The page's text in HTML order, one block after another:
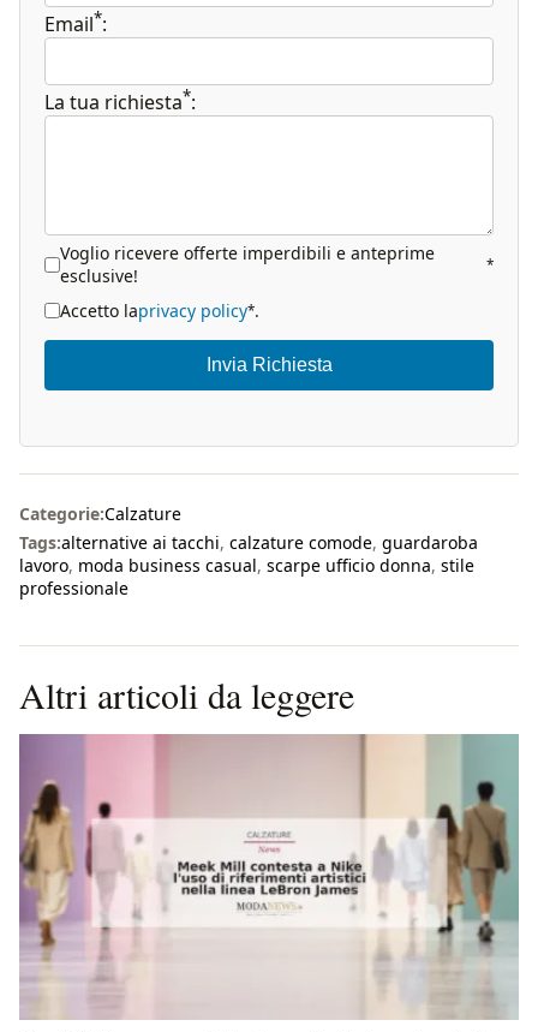
Email*:
La tua richiesta*:
Voglio ricevere offerte imperdibili e anteprime
esclusive!
*
Accetto laprivacy policy*.
Invia Richiesta
Categorie:Calzature
Tags:alternative ai tacchi, calzature comode, guardaroba
lavoro, moda business casual, scarpe ufficio donna, stile
professionale
Altri articoli da leggere